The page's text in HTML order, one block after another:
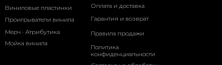
Виниловые пластинки
Оплата и доставка
Проигрыватели винила
Мерч · Атрибутика
Мойка винила
Гарантия и возврат
Политика
конфиденциальности
Правила продажи